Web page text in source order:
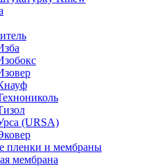
(URSA)
пленки и мембраны
мембрана